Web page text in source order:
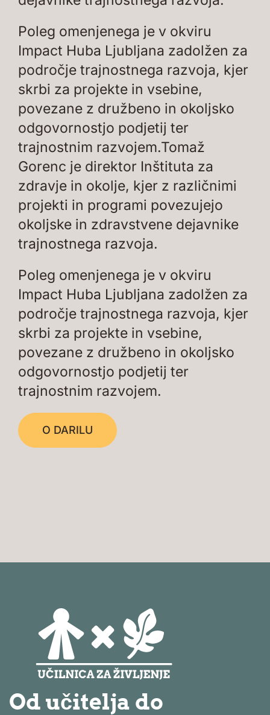
Poleg omenjenega je v okviru
Impact Huba Ljubljana zadolžen za
področje trajnostnega razvoja, kjer
skrbi za projekte in vsebine,
povezane z družbeno in okoljsko
odgovornostjo podjetij ter
trajnostnim razvojem.Tomaž
Gorenc je direktor Inštituta za
zdravje in okolje, kjer z različnimi
projekti in programi povezujejo
okoljske in zdravstvene dejavnike
trajnostnega razvoja.
Poleg omenjenega je v okviru
Impact Huba Ljubljana zadolžen za
področje trajnostnega razvoja, kjer
skrbi za projekte in vsebine,
povezane z družbeno in okoljsko
odgovornostjo podjetij ter
trajnostnim razvojem.
O DARILU
Od učitelja do